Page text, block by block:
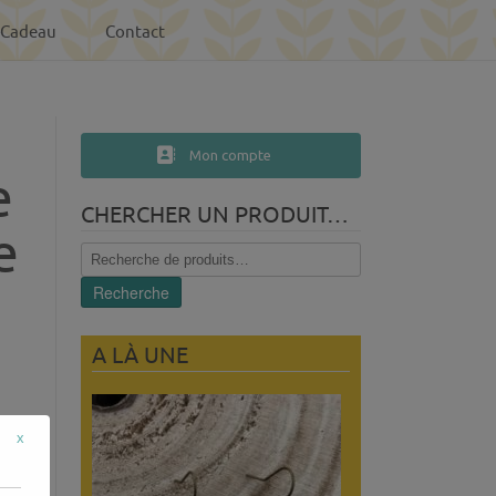
Contact
Mon compte
CHERCHER UN PRODUIT…
Recherche
pour :
Recherche
A LÀ UNE
x